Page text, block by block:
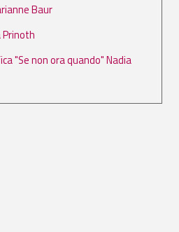
Baur
"Se non ora quando" Nadia